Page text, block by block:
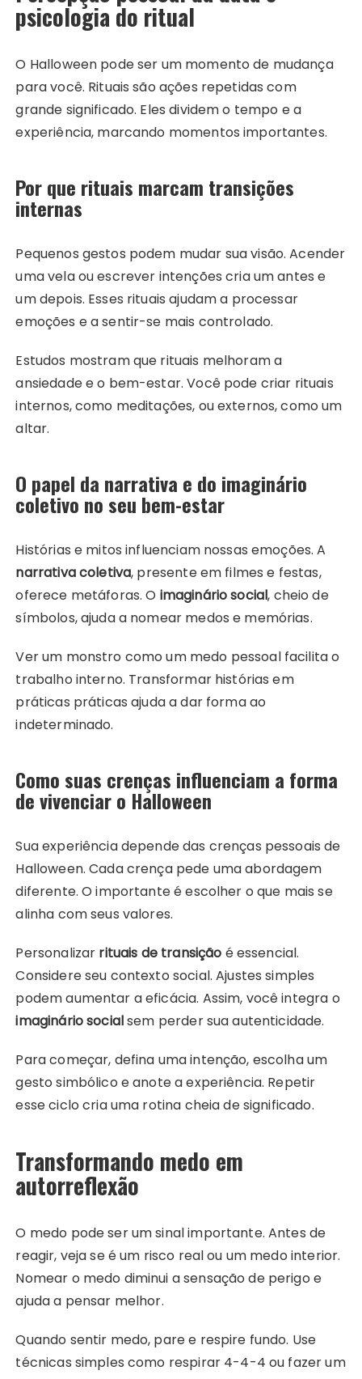
psicologia do ritual
O Halloween pode ser um momento de mudança
para você. Rituais são ações repetidas com
grande significado. Eles dividem o tempo e a
experiência, marcando momentos importantes.
Por que rituais marcam transições
internas
Pequenos gestos podem mudar sua visão. Acender
uma vela ou escrever intenções cria um antes e
um depois. Esses rituais ajudam a processar
emoções e a sentir-se mais controlado.
Estudos mostram que rituais melhoram a
ansiedade e o bem-estar. Você pode criar rituais
internos, como meditações, ou externos, como um
altar.
O papel da narrativa e do imaginário
coletivo no seu bem-estar
Histórias e mitos influenciam nossas emoções. A
narrativa coletiva, presente em filmes e festas,
oferece metáforas. O imaginário social, cheio de
símbolos, ajuda a nomear medos e memórias.
Ver um monstro como um medo pessoal facilita o
trabalho interno. Transformar histórias em
práticas práticas ajuda a dar forma ao
indeterminado.
Como suas crenças influenciam a forma
de vivenciar o Halloween
Sua experiência depende das crenças pessoais de
Halloween. Cada crença pede uma abordagem
diferente. O importante é escolher o que mais se
alinha com seus valores.
Personalizar rituais de transição é essencial.
Considere seu contexto social. Ajustes simples
podem aumentar a eficácia. Assim, você integra o
imaginário socialsem perder sua autenticidade.
Para começar, defina uma intenção, escolha um
gesto simbólico e anote a experiência. Repetir
esse ciclo cria uma rotina cheia de significado.
Transformando medo em
autorreflexão
O medo pode ser um sinal importante. Antes de
reagir, veja se é um risco real ou um medo interior.
Nomear o medo diminui a sensação de perigo e
ajuda a pensar melhor.
Quando sentir medo, pare e respire fundo. Use
técnicas simples como respirar 4-4-4 ou fazer um